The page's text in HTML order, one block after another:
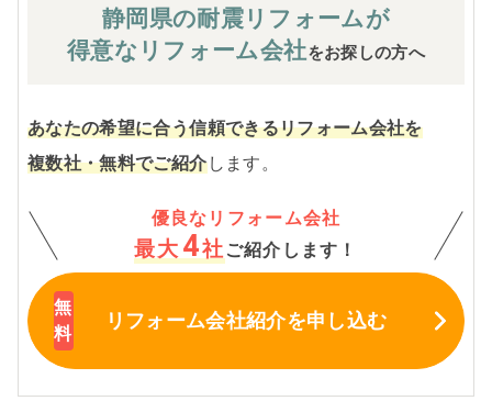
静岡県の耐震 リフォームが
得意なリフォーム会社をお探しの方へ
あなたの希望に合う信頼できるリフォーム会社を
複数社・無料でご紹介します。
優良なリフォーム会社
最大 4社 ご紹介します！
リフォーム会社紹介を申し込む